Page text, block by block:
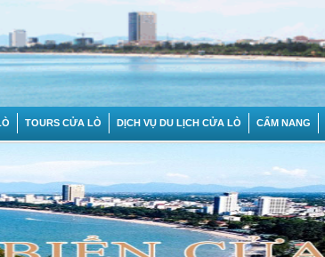
TOURS CỬA LÒ DỊCH VỤ DU LỊCH CỬA LÒ CẨM NANG